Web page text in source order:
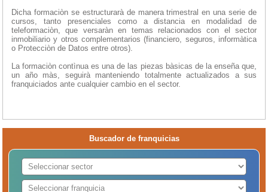
Dicha formaciòn se estructurarà de manera trimestral en una serie de
cursos, tanto presenciales como a distancia en modalidad de
teleformaciòn, que versaràn en temas relacionados con el sector
inmobiliario y otros complementarios (financiero, seguros, informàtica
o Protecciòn de Datos entre otros).
La formaciòn contìnua es una de las piezas bàsicas de la enseña que,
un año màs, seguirà manteniendo totalmente actualizados a sus
franquiciados ante cualquier cambio en el sector.
Buscador de franquicias